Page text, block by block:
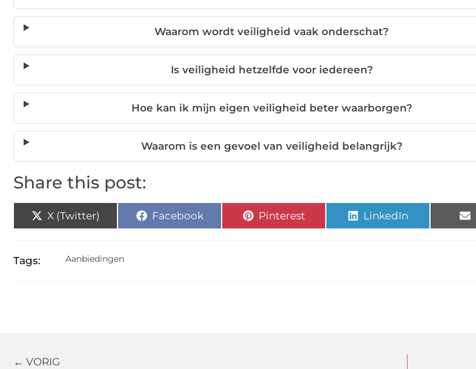
Waarom wordt veiligheid vaak onderschat?
Is veiligheid hetzelfde voor iedereen?
Hoe kan ik mijn eigen veiligheid beter waarborgen?
Waarom is een gevoel van veiligheid belangrijk?
Share this post:
X (Twitter) Facebook Pinterest LinkedIn
Tags: Aanbiedingen
← VORIG